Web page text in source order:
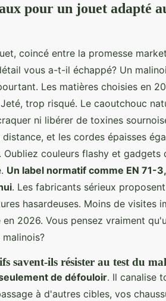
pour un jouet adapté
coincé entre la promesse
vous a-t-il échappé? Un
Les matières choisies en
trop risqué. Le caoutchouc
ni libérer de toxines
et les cordes épaisses
couleurs flashy et gadgets
Un label normatif comme EN 71-
. Les fabricants sérieux
hasardeuses. Moins de visites
2026. Vous pensez vraiment
savent-ils résister au test du
de défouloir. Il canalise
à d'autres cibles, vos